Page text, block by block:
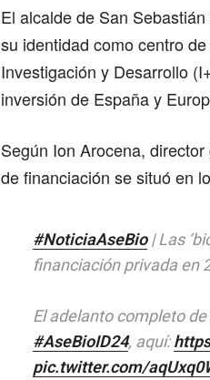
El alcalde de San
su identidad como centro
Investigación y Desarrollo
inversión de España y
Según Ion Arocena,
de financiación se situó en
#NoticiaAseBio| Las
financiación privada en
El adelanto completo
#AseBioID24, aquí:
pic.twitter.com/